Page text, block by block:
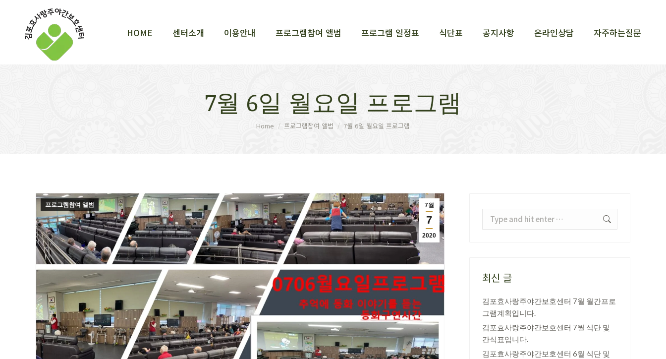
HOME 센터소개 이용안내 프로그램참여 앨범 프로그램 일정표 식단표 공지사항 온라인상담 자주하는질문
7월 6일 월요일 프로그램
You are here:
Home 프로그램참여 앨범 7월 6일 월요일 프로그램
7월
7
2020
프로그램참여 앨범
Search:
최신 글
김포효사랑주야간보호센터 7월 월간프로
그램계획입니다.
김포효사랑주야간보호센터 7월 식단 및
간식표입니다.
김포효사랑주야간보호센터 6월 식단 및